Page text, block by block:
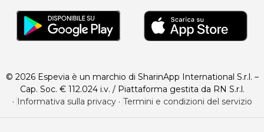
© 2026 Espevia è un marchio di SharinApp International S.r.l. –
Cap. Soc. € 112.024 i.v. / Piattaforma gestita da RN S.r.l.
· Informativa sulla privacy· Termini e condizioni del servizio